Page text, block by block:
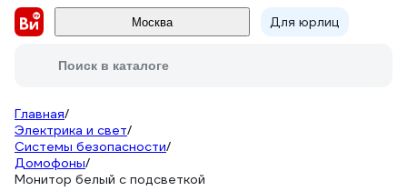
Москва Для юрлиц
Поиск в каталоге
Главная/
Электрика и свет/
Системы безопасности/
Домофоны/
Монитор белый с подсветкой